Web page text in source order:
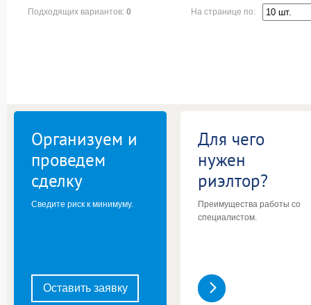
Подходящих вариантов: 0 На странице по:
Организуем и
проведем
сделку
Сведите риск к минимуму.
Оставить заявку
Для чего
нужен
риэлтор?
Преимущества работы со
специалистом.